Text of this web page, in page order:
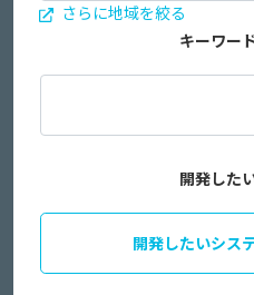
さらに地域を絞る
キーワー
開発した
開発したいシス